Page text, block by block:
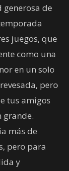
generosa de
juegos, que
como una
en un solo
pero
tus amigos
grande.
más de
pero para
y